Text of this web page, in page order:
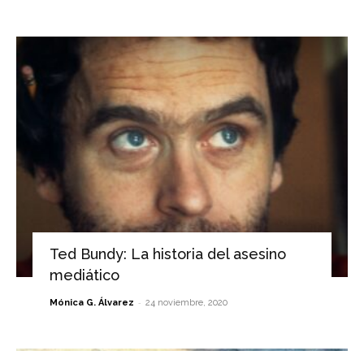
Ted Bundy: La historia del asesino
mediático
Mónica G. Álvarez - 24 noviembre, 2020